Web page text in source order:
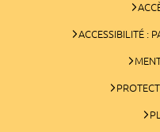
ACCESSIBILITÉ :